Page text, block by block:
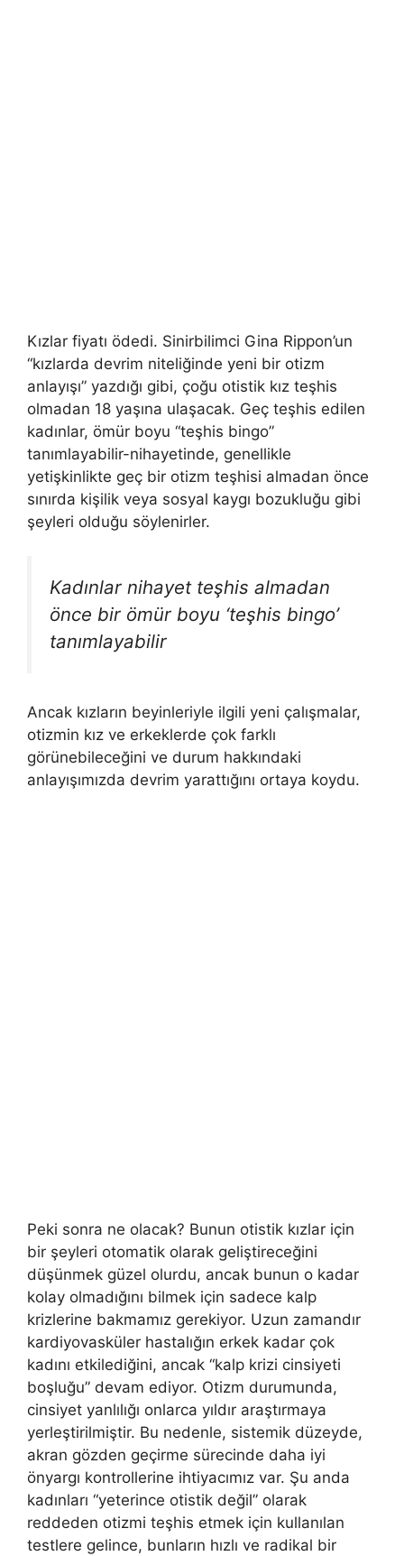
Kızlar fiyatı ödedi. Sinirbilimci Gina Rippon’un
“kızlarda devrim niteliğinde yeni bir otizm
anlayışı” yazdığı gibi, çoğu otistik kız teşhis
olmadan 18 yaşına ulaşacak. Geç teşhis edilen
kadınlar, ömür boyu “teşhis bingo”
tanımlayabilir-nihayetinde, genellikle
yetişkinlikte geç bir otizm teşhisi almadan önce
sınırda kişilik veya sosyal kaygı bozukluğu gibi
şeyleri olduğu söylenirler.
Kadınlar nihayet teşhis almadan
önce bir ömür boyu ‘teşhis bingo’
tanımlayabilir
Ancak kızların beyinleriyle ilgili yeni çalışmalar,
otizmin kız ve erkeklerde çok farklı
görünebileceğini ve durum hakkındaki
anlayışımızda devrim yarattığını ortaya koydu.
Peki sonra ne olacak? Bunun otistik kızlar için
bir şeyleri otomatik olarak geliştireceğini
düşünmek güzel olurdu, ancak bunun o kadar
kolay olmadığını bilmek için sadece kalp
krizlerine bakmamız gerekiyor. Uzun zamandır
kardiyovasküler hastalığın erkek kadar çok
kadını etkilediğini, ancak “kalp krizi cinsiyeti
boşluğu” devam ediyor. Otizm durumunda,
cinsiyet yanlılığı onlarca yıldır araştırmaya
yerleştirilmiştir. Bu nedenle, sistemik düzeyde,
akran gözden geçirme sürecinde daha iyi
önyargı kontrollerine ihtiyacımız var. Şu anda
kadınları “yeterince otistik değil” olarak
reddeden otizmi teşhis etmek için kullanılan
testlere gelince, bunların hızlı ve radikal bir